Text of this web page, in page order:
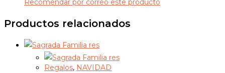
Recomendar por correo este producto
Productos relacionados
Regalos, NAVIDAD